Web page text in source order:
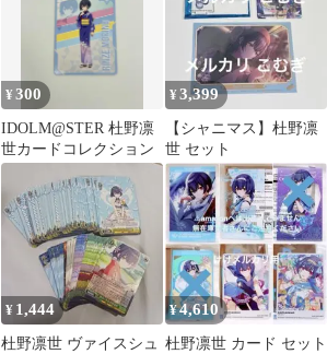
¥300
IDOLM@STER 杜野凛
世カードコレクション
¥3,399
【シャニマス】杜野凛
世 セット
¥ 1,444
杜野凛世 ヴァイスシュ
¥4,610
杜野凛世 カード セット